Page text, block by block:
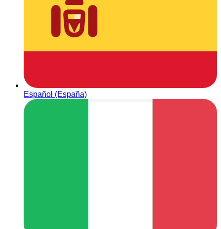
Español (España)